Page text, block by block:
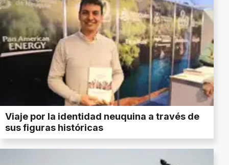
Viaje por la identidad neuquina a través de
sus figuras históricas